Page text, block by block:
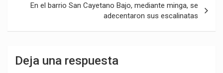
En el barrio San Cayetano Bajo, mediante minga, se
adecentaron sus escalinatas
Deja una respuesta